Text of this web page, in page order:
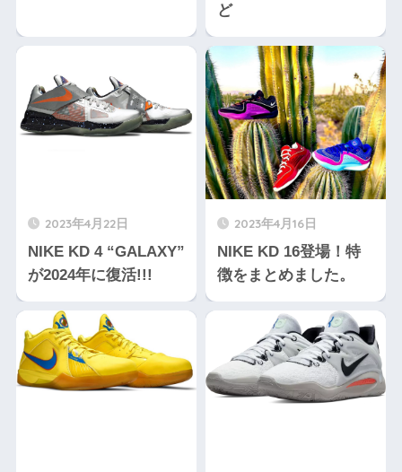
ど
2023年4月22日
NIKE KD 4 “GALAXY”
が2024年に復活!!!
2023年4月16日
NIKE KD 16登場！特
徴をまとめました。